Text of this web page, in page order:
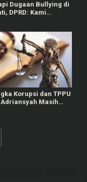
Dugaan Bullying di
DPRD: Kami
Korupsi dan TPPU
Masih